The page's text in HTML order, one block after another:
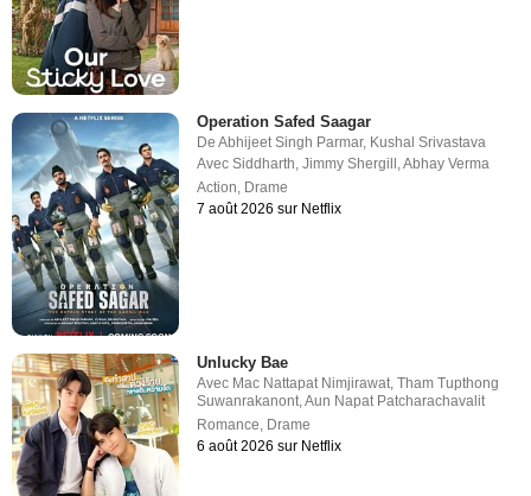
Operation Safed Saagar
DeAbhijeet Singh Parmar, Kushal Srivastava
AvecSiddharth,Jimmy Shergill ,Abhay Verma
Action, Drame
7 août 2026 sur Netflix
Unlucky Bae
Avec Mac Nattapat Nimjirawat,Tham Tupthong
Suwanrakanont,Aun Napat Patcharachavalit
Romance, Drame
6 août 2026 sur Netflix